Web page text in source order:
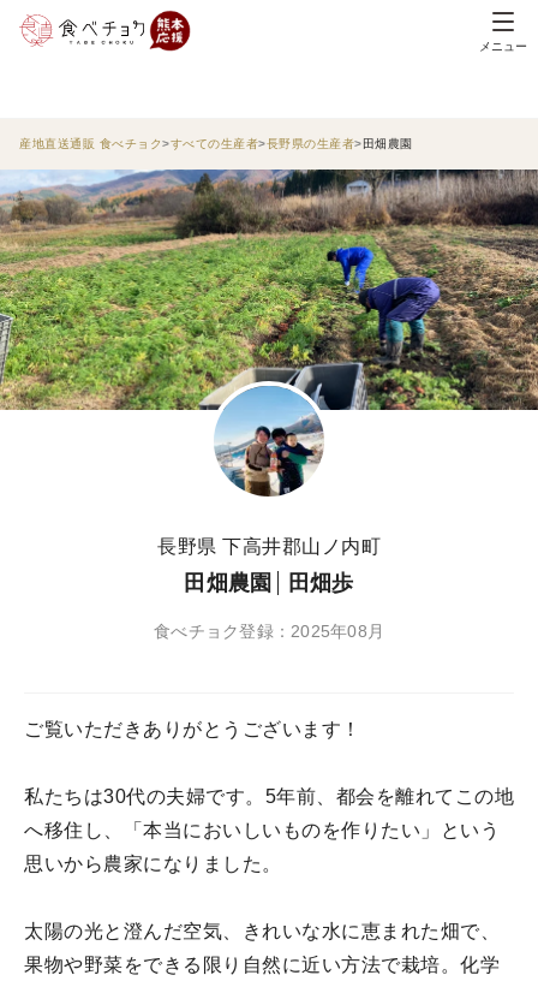
メニュー
産地直送通販 食べチョク すべての生産者 長野県の生産者 田畑農園
長野県 下高井郡山ノ内町
田畑農園 田畑歩
食べチョク登録：2025年08月
ご覧いただきありがとうございます！
私たちは30代の夫婦です。5年前、都会を離れてこの地
へ移住し、「本当においしいものを作りたい」という
思いから農家になりました。
太陽の光と澄んだ空気、きれいな水に恵まれた畑で、
果物や野菜をできる限り自然に近い方法で栽培。化学